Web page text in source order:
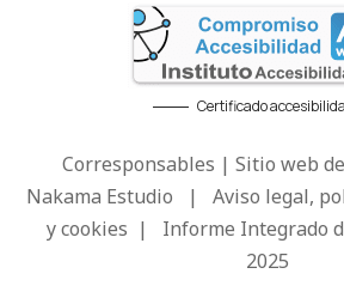
Certificado
Corresponsables | Sitio web
Nakama Estudio | Aviso legal,
y cookies | Informe Integrado
2025